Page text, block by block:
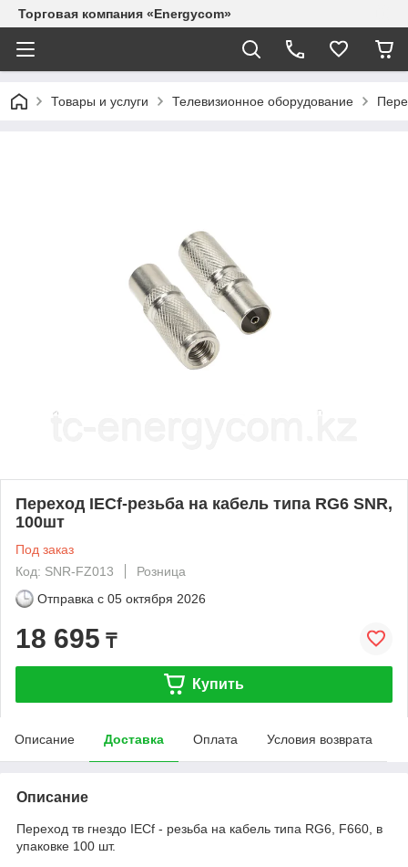
Торговая компания «Energycom»
Товары и услуги Телевизионное оборудование
Переход IECf-резьба на кабель типа RG6 SNR,
100шт
Под заказ
Код: SNR-FZ013
Розница
Отправка с 05 октября 2026
18 695 ₸
Купить
Описание Доставка Оплата Условия возврата
Описание
Переход тв гнездо IECf - резьба на кабель типа RG6, F660, в
упаковке 100 шт.